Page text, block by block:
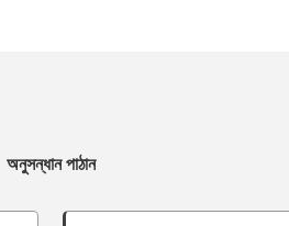
অনুসন্ধান পাঠান